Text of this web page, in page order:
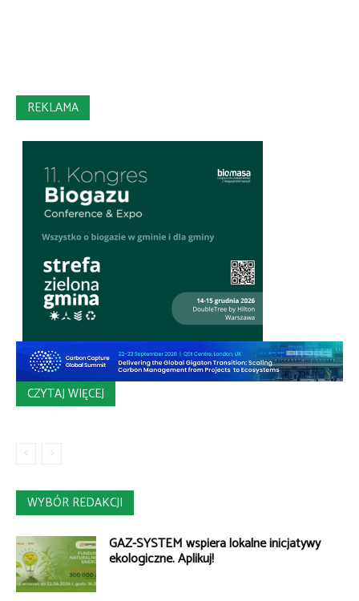
REKLAMA
CZYTAJ WIĘCEJ
WYBÓR REDAKCJI
GAZ-SYSTEM wspiera lokalne inicjatywy
ekologiczne. Aplikuj!